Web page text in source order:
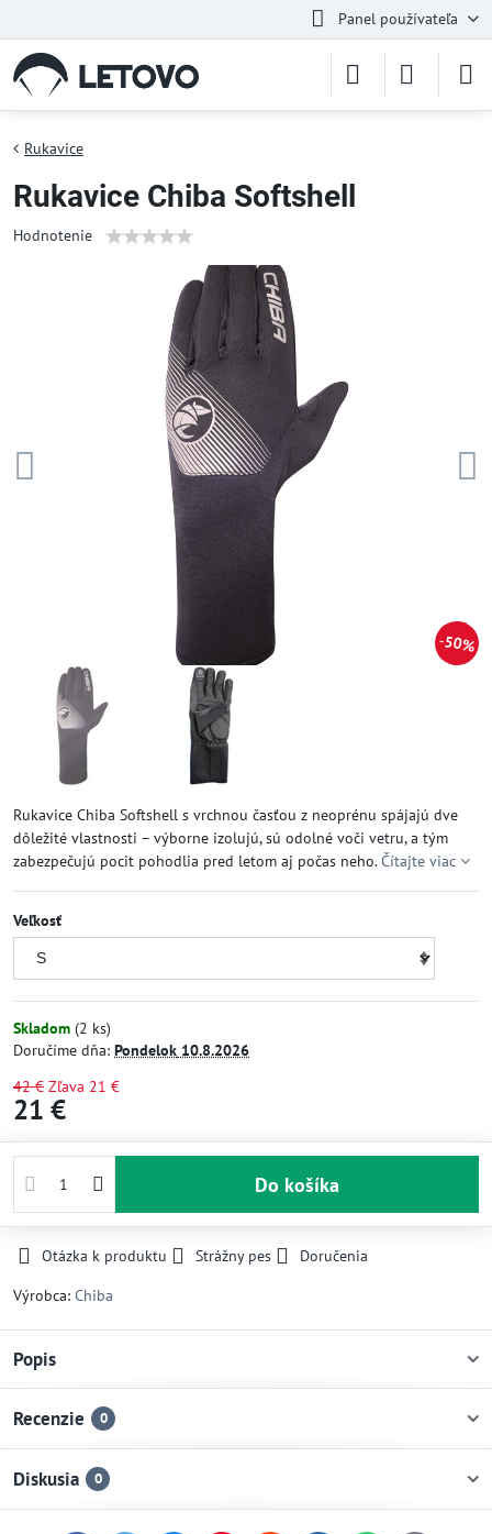
Panel používateľa
50%
Rukavice
Rukavice Chiba Softshell
Hodnotenie
Rukavice Chiba Softshell s vrchnou časťou z neoprénu spájajú dve
dôležité vlastnosti – výborne izolujú, sú odolné voči vetru, a tým
zabezpečujú pocit pohodlia pred letom aj počas neho.Čítajte viac
Veľkosť
Skladom (2 ks)
Doručíme dňa: Pondelok 10.8.2026
42 € Zľava 21 €
21 €
Do košíka
Otázka k produktu Strážny pes
Doručenia
Výrobca: Chiba
Popis
Recenzie 0
Diskusia 0